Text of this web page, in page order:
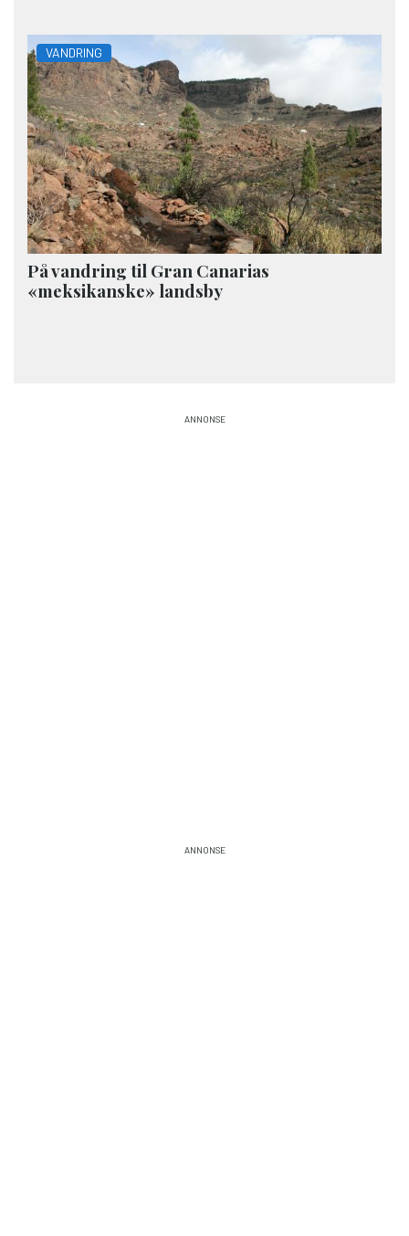
VANDRING
På vandring til Gran Canarias
«meksikanske» landsby